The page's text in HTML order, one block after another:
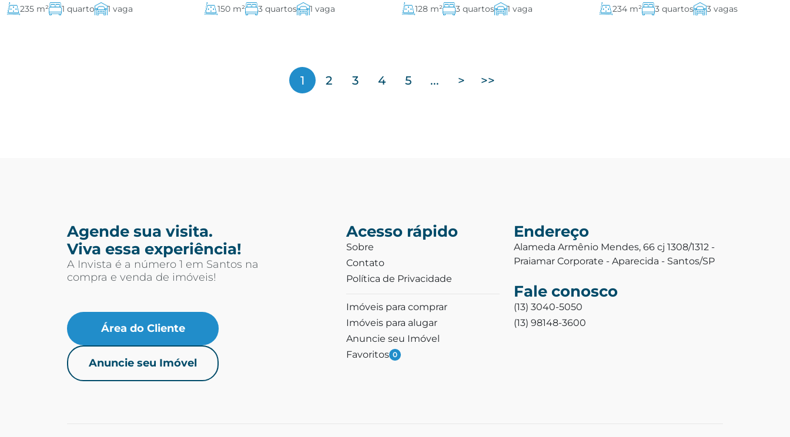
235 m² 1 quarto 1 vaga 150 m² 3 quartos 1 vaga 128 m² 3 quartos 1 vaga 234 m² 3 quartos 3 vagas
1 2 3 4 5 ... > >>
Agende sua visita.
Viva essa experiência!
A Invista é a número 1 em Santos na
compra e venda de imóveis!
Área do Cliente
Anuncie seu Imóvel
Acesso rápido
Sobre
Contato
Política de Privacidade
Imóveis para comprar
Imóveis para alugar
Anuncie seu Imóvel
Favoritos 0
Endereço
Alameda Armênio Mendes, 66 cj 1308/1312 -
Praiamar Corporate - Aparecida - Santos/SP
Fale conosco
(13) 3040-5050
(13) 98148-3600